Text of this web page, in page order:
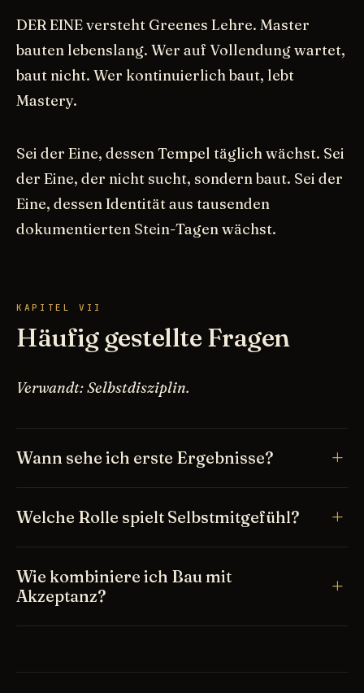
DER EINE versteht Greenes Lehre. Master
bauten lebenslang. Wer auf Vollendung wartet,
baut nicht. Wer kontinuierlich baut, lebt
Mastery.
Sei der Eine, dessen Tempel täglich wächst. Sei
der Eine, der nicht sucht, sondern baut. Sei der
Eine, dessen Identität aus tausenden
dokumentierten Stein-Tagen wächst.
KAPITEL VII
Häufig gestellte Fragen
Verwandt: Selbstdisziplin.
Wann sehe ich erste Ergebnisse?
Welche Rolle spielt Selbstmitgefühl?
Wie kombiniere ich Bau mit
Akzeptanz?